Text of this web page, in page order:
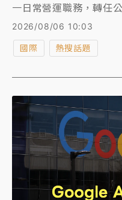
一日常營運職務，轉任
至少已醞釀1年之久。曾
比斯小時是西洋棋神童
任科技主管，他接下來
料。
2026/08/06 10:03
國際 熱搜話題